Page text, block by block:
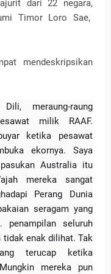
dari 22 negara,
Timor Loro Sae,
mendeskripsikan
meraung-raung
milik RAAF.
ketika pesawat
ekornya. Saya
Australia itu
mereka sangat
Perang Dunia
seragam yang
penampilan seluruh
tidak enak dilihat. Tak
terucap ketika
mereka pun